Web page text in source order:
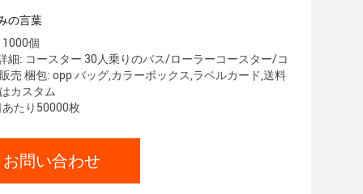
の言葉
個
細: コースター 30人乗りのバス/ローラーコースター/コ
売 梱包: opp バッグ,カラーボックス,ラベルカード,送料
カスタム
たり50000枚
お問い合わせ